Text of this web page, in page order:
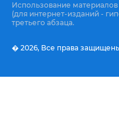
Использование
(для интернет-изданий -
третьего абзаца.
� 2026, Все права